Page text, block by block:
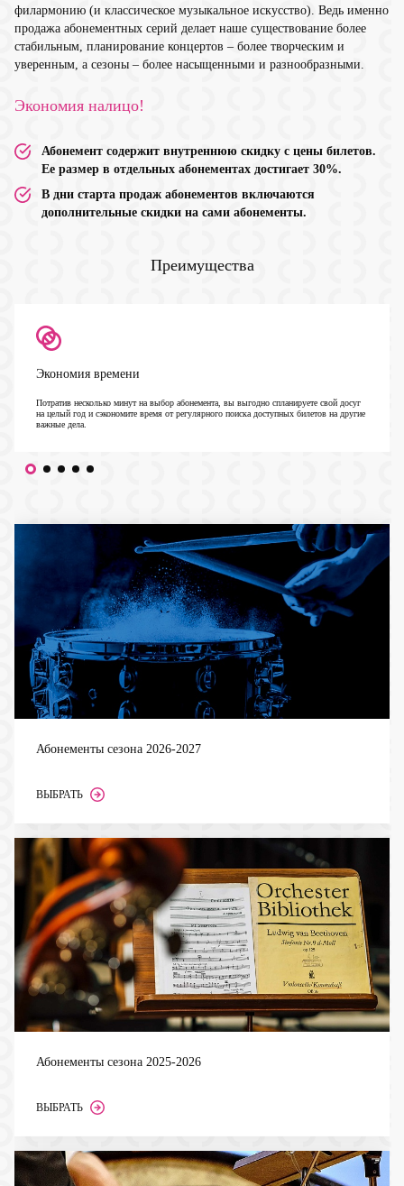
филармонию (и классическое музыкальное искусство). Ведь именно
продажа абонементных серий делает наше существование более
стабильным, планирование концертов – более творческим и
уверенным, а сезоны – более насыщенными и разнообразными.
Экономия налицо!
Абонемент содержит внутреннюю скидку с цены билетов.
Ее размер в отдельных абонементах достигает 30%.
В дни старта продаж абонементов включаются
дополнительные скидки на сами абонементы.
Преимущества
Экономия времени
Потратив несколько минут на выбор абонемента, вы выгодно спланируете свой досуг
на целый год и сэкономите время от регулярного поиска доступных билетов на другие
важные дела.
Абонементы сезона 2026-2027
ВЫБРАТЬ
Абонементы сезона 2025-2026
ВЫБРАТЬ